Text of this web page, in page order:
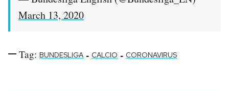
March 13, 2020
Tag: BUNDESLIGA - CALCIO - CORONAVIRUS